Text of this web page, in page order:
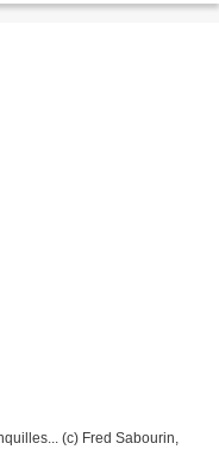
(c) Fred Sabourin,